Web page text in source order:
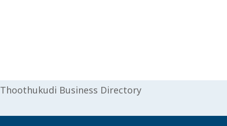
Thoothukudi Business Directory